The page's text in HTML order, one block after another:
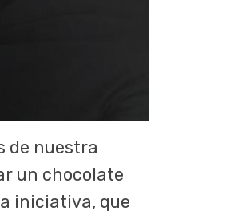
de nuestra
un chocolate
iniciativa, que